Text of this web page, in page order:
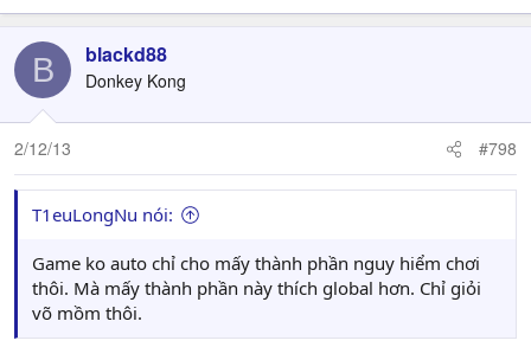
B blackd88
Donkey Kong
2/12/13 #798
T1euLongNu nói:
Game ko auto chỉ cho mấy thành phần nguy hiểm chơi
thôi. Mà mấy thành phần này thích global hơn. Chỉ giỏi
võ mồm thôi.